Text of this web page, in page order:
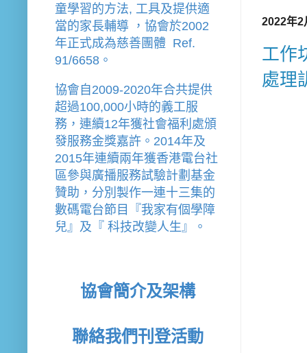
2022年2
工作
處理
童學習的方法, 工具及提供適
當的家長輔導
， 協會於2002
年正式成為慈善團體  Ref.
91/6658。
協會 自2009-2020年合共提供
超過100,000小時的義工服
務，連續12年獲社會福利處頒
發服務金獎嘉許。 2014年及
2015年連續兩年獲香港電台社
區參與廣播服務試驗計劃基金
贊助，分別製作一連十三集的
數碼電台節目『我家有個學障
兒』及『 科技改變人生』。
協會簡介及架構
聯絡我們刊登活動